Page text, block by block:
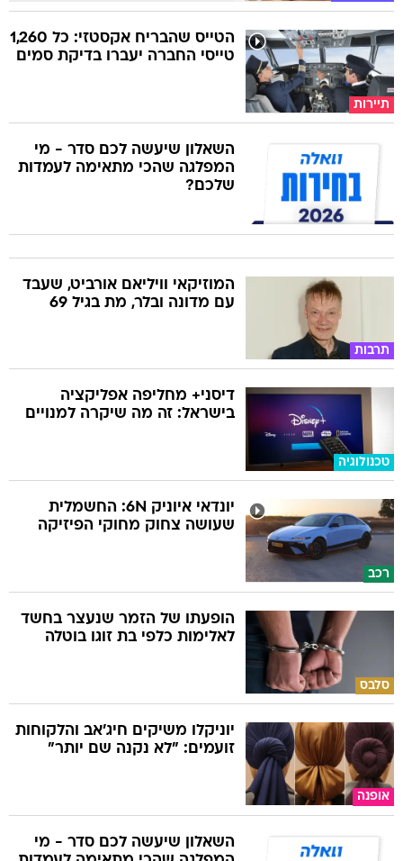
תיירות
הטייס שהבריח אקסטזי: כל 1,260
טייסי החברה יעברו בדיקת סמים
השאלון שיעשה לכם סדר - מי
המפלגה שהכי מתאימה לעמדות
שלכם?
תרבות
המוזיקאי וויליאם אורביט, שעבד
עם מדונה ובלר, מת בגיל 69
טכנולוגיה
דיסני+ מחליפה אפליקציה
בישראל: זה מה שיקרה למנויים
רכב
יונדאי איוניק 6N: החשמלית
שעושה צחוק מחוקי הפיזיקה
סלבס
הופעתו של הזמר שנעצר בחשד
לאלימות כלפי בת זוגו בוטלה
אופנה
יוניקלו משיקים חיג'אב והלקוחות
זועמים: "לא נקנה שם יותר"
השאלון שיעשה לכם סדר - מי